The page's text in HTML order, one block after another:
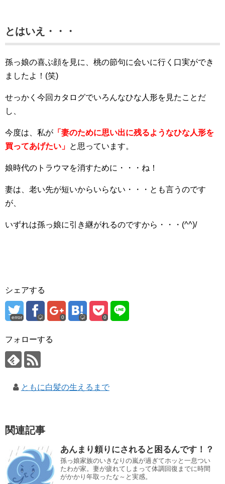
とはいえ・・・
孫っ娘の喜ぶ顔を見に、桃の節句に会いに行く口実ができ
ましたよ！(笑)
せっかく今回カタログでいろんなひな人形を見たことだ
し、
今度は、私が 「妻のために思い出に残るようなひな人形を
買ってあげたい」 と思っています。
娘時代のトラウマを消すために・・・ね！
妻は、老い先が短いからいらない・・・とも言うのです
が、
いずれは孫っ娘に引き継がれるのですから・・・(^^)/
シェアする
error 0 0
フォローする
ともに白髪の生えるまで
関連記事
あんまり頼りにされると困るんです！？
孫っ娘家族のいきなりの嵐が過ぎてホッと一息つい
たわが家。妻が疲れてしまって体調回復までに時間
がかかり年取ったな～と実感。